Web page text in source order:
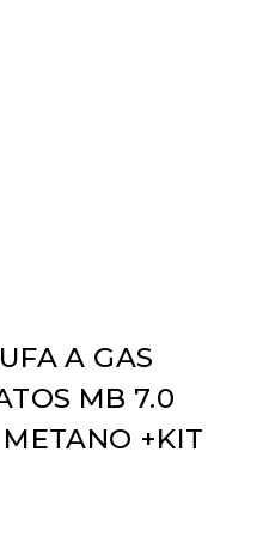
A GAS
MB 7.0
+KIT